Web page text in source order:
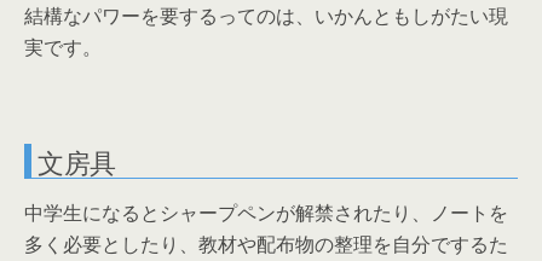
結構なパワーを要するってのは、いかんともしがたい現
実です。
文房具
中学生になるとシャープペンが解禁されたり、ノートを
多く必要としたり、教材や配布物の整理を自分でするた